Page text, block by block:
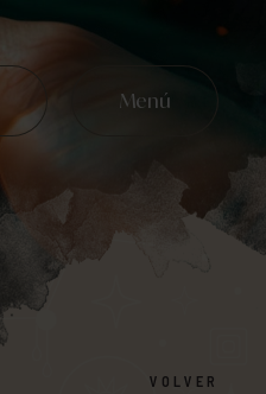
Menú
VOLVER